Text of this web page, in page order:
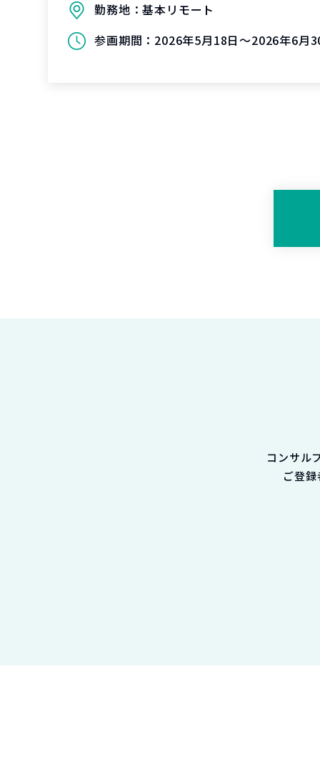
勤務地：基本リモート
参画期間： 2026年5月18日～2026年6月
コンサル
ご登